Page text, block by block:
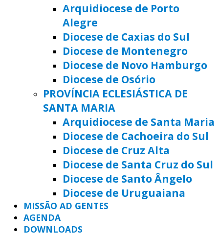
Arquidiocese de Porto
Alegre
Diocese de Caxias do Sul
Diocese de Montenegro
Diocese de Novo Hamburgo
Diocese de Osório
PROVÍNCIA ECLESIÁSTICA DE
SANTA MARIA
Arquidiocese de Santa Maria
Diocese de Cachoeira do Sul
Diocese de Cruz Alta
Diocese de Santa Cruz do Sul
Diocese de Santo Ângelo
Diocese de Uruguaiana
MISSÃO AD GENTES
AGENDA
DOWNLOADS